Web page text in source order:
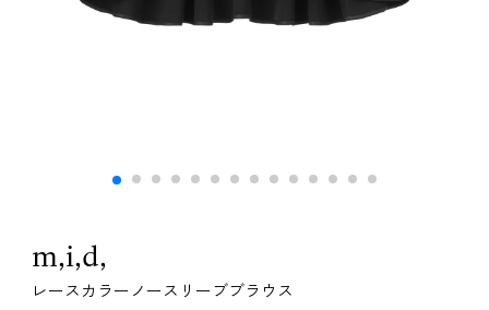
m,i,d,
レースカラーノースリーブブラウス